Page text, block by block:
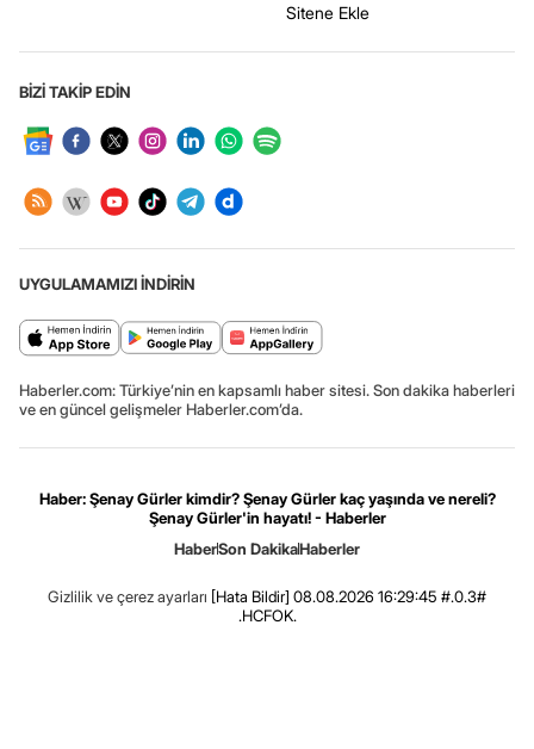
Sitene Ekle
BİZİ TAKİP EDİN
UYGULAMAMIZI İNDİRİN
Haberler.com: Türkiye’nin en kapsamlı haber sitesi. Son dakika haberleri
ve en güncel gelişmeler Haberler.com’da.
Haber: Şenay Gürler kimdir? Şenay Gürler kaç yaşında ve nereli?
Şenay Gürler'in hayatı! - Haberler
HaberSon DakikaHaberler
Gizlilik ve çerez ayarları [Hata Bildir] 08.08.2026 16:29:45 #.0.3#
.HCFOK.